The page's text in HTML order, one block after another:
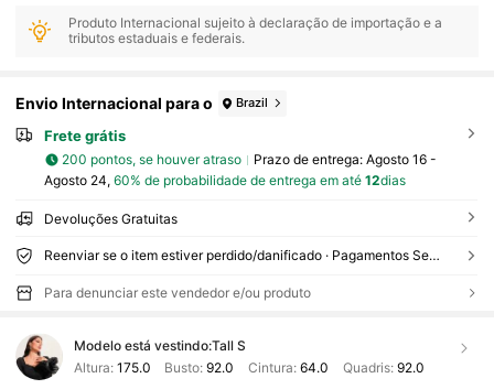
Produto Internacional sujeito à declaração de importação e a
tributos estaduais e federais.
Envio Internacional para o Brazil
Frete grátis
200 pontos, se houver atraso Prazo de entrega: Agosto 16 -
Agosto 24, 60% de probabilidade de entrega em até 12dias
Devoluções Gratuitas
Reenviar se o item estiver perdido/danificado · Pagamentos Seguros · Proteção de privacidade
Para denunciar este vendedor e/ou produto
Modelo está vestindo:Tall S
Altura: 175.0 Busto:92.0 Cintura: 64.0 Quadris: 92.0